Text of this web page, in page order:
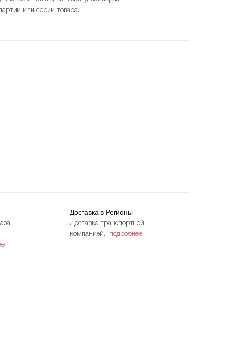
или серии товара.
Доставка в Регионы
Доставка транспортной
компанией. подробнее